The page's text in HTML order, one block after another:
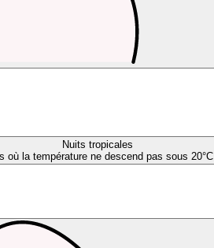
Nuits tropicales
où la température ne descend pas sous 20°C